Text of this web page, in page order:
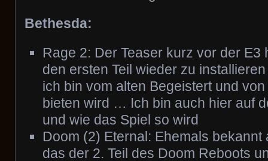
Bethesda:
Rage 2: Der Teaser kurz vor der E3
den ersten Teil wieder zu
ich bin vom alten Begeistert und
bieten wird … Ich bin auch hier auf
und wie das Spiel so wird
Doom (2) Eternal: Ehemals bekannt
das der 2. Teil des Doom Reboots